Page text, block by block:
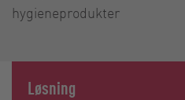
hygieneprodukter
Løsning